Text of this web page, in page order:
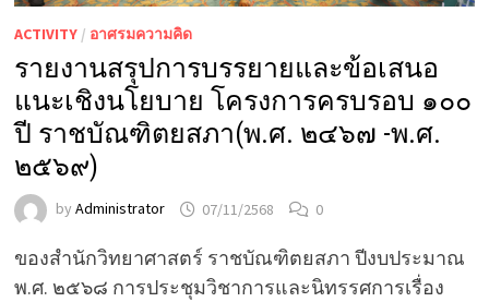
ACTIVITY/ อาศรมความคิด
รายงานสรุปการบรรยายและข้อเสนอ
แนะเชิงนโยบาย โครงการครบรอบ ๑๐๐
ปี ราชบัณฑิตยสภา(พ.ศ. ๒๔๖๗ -พ.ศ.
๒๕๖๙)
by Administrator 07/11/2568 0
ของสํานักวิทยาศาสตร์ ราชบัณฑิตยสภา ปีงบประมาณ
พ.ศ. ๒๕๖๘ การประชุมวิชาการและนิทรรศการเรื่อง